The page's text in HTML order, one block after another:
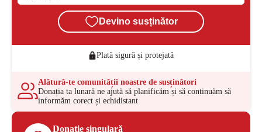
Devino susținător
Plată sigură și protejată
Alătură-te comunității noastre de susținători
Donația ta lunară ne ajută să planificăm și să continuăm să
informăm corect și echidistant
Donație singulară